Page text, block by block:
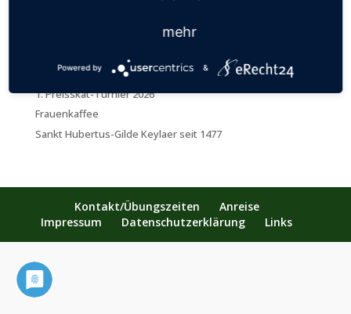
Osterfeuer
1. Preisskat-Turnier 2026
Frauenkaffee
Sankt Hubertus-Gilde Keylaer seit 1477
Kontakt/Übungszeiten
Anreise
Impressum
Datenschutzerklärung Links
mehr
Powered by &